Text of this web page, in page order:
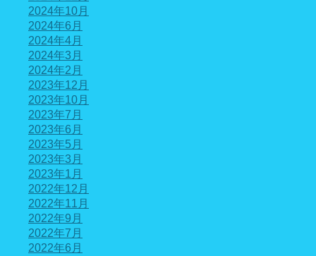
2024年10月
2024年6月
2024年4月
2024年3月
2024年2月
2023年12月
2023年10月
2023年7月
2023年6月
2023年5月
2023年3月
2023年1月
2022年12月
2022年11月
2022年9月
2022年7月
2022年6月